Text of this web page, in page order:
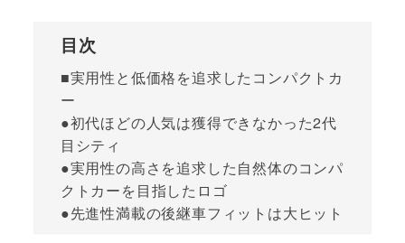
目次
■実用性と低価格を追求したコンパクトカ
ー
●初代ほどの人気は獲得できなかった2代
目シティ
●実用性の高さを追求した自然体のコンパ
クトカーを目指したロゴ
●先進性満載の後継車フィットは大ヒット